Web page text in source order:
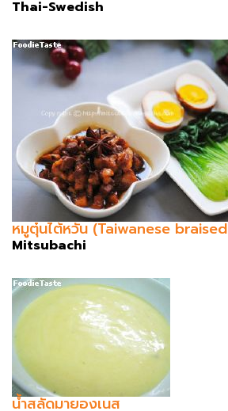
Thai-Swedish
หมูตุ๋นไต้หวัน (Taiwanese
Mitsubachi
น้ำสลัดมายองเนส